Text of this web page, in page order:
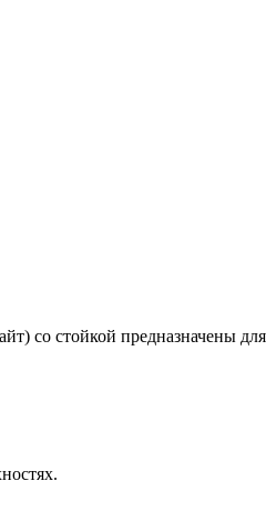
стойкой предназначены для